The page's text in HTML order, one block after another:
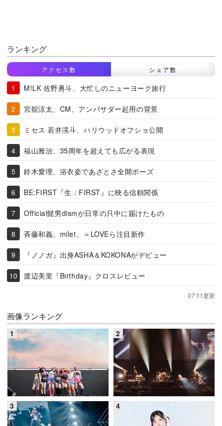
ランキング
アクセス数 シェア数
M!LK 佐野勇斗、大忙しのニューヨーク旅行
宮舘涼太、CM、アンバサダー起用の背景
ミセス 若井滉斗、ハリウッドオフショ公開
福山雅治、35周年を超えても広がる表現
鈴木愛理、浴衣姿であざとさ全開ポーズ
BE:FIRST『生：FIRST』に映る信頼関係
Official髭男dismが日常の只中に届けたもの
斉藤和義、milet、＝LOVEら注目新作
『ノノガ』出身ASHA＆KOKONAがデビュー
渡辺美里『Birthday』クロスレビュー
07:11更新
画像ランキング